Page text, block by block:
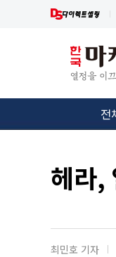
전
헤라,
최민호 기자